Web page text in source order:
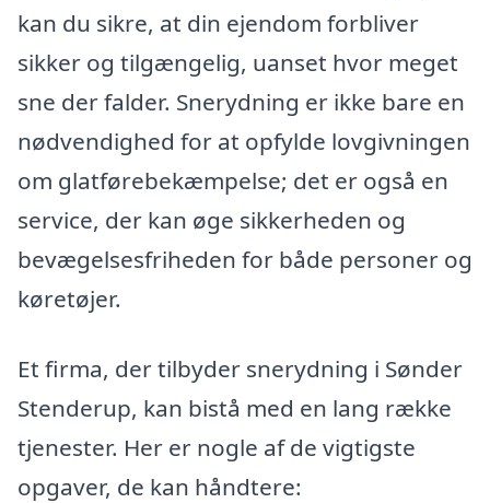
kan du sikre, at din ejendom forbliver
sikker og tilgængelig, uanset hvor meget
sne der falder. Snerydning er ikke bare en
nødvendighed for at opfylde lovgivningen
om glatførebekæmpelse; det er også en
service, der kan øge sikkerheden og
bevægelsesfriheden for både personer og
køretøjer.
Et firma, der tilbyder snerydning i Sønder
Stenderup, kan bistå med en lang række
tjenester. Her er nogle af de vigtigste
opgaver, de kan håndtere: